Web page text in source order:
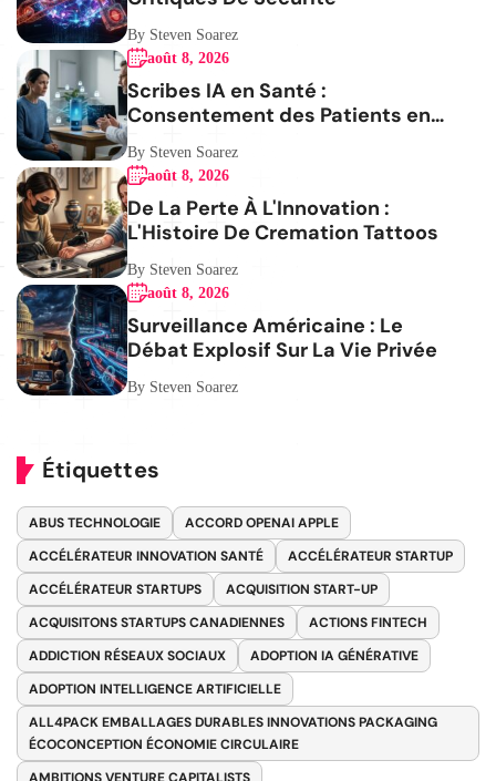
By Steven Soarez
août 8, 2026
Scribes IA en Santé :
Consentement des Patients en
Question
By Steven Soarez
août 8, 2026
De La Perte À L'Innovation :
L'Histoire De Cremation Tattoos
By Steven Soarez
août 8, 2026
Surveillance Américaine : Le
Débat Explosif Sur La Vie Privée
By Steven Soarez
Étiquettes
ABUS TECHNOLOGIE
ACCORD OPENAI APPLE
ACCÉLÉRATEUR INNOVATION SANTÉ
ACCÉLÉRATEUR STARTUP
ACCÉLÉRATEUR STARTUPS
ACQUISITION START-UP
ACQUISITONS STARTUPS CANADIENNES
ACTIONS FINTECH
ADDICTION RÉSEAUX SOCIAUX
ADOPTION IA GÉNÉRATIVE
ADOPTION INTELLIGENCE ARTIFICIELLE
ALL4PACK EMBALLAGES DURABLES INNOVATIONS PACKAGING
ÉCOCONCEPTION ÉCONOMIE CIRCULAIRE